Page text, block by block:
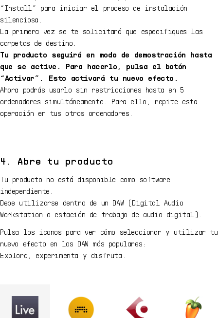
“Install” para iniciar el proceso de instalación
silenciosa.
La primera vez se te solicitará que especifiques las
carpetas de destino.
Tu producto seguirá en modo de demostración hasta
que se active. Para hacerlo, pulsa el botón
“Activar”. Esto activará tu nuevo efecto.
Ahora podrás usarlo sin restricciones hasta en 5
ordenadores simultáneamente. Para ello, repite esta
operación en tus otros ordenadores.
4. Abre tu producto
Tu producto no está disponible como software
independiente.
Debe utilizarse dentro de un DAW (Digital Audio
Workstation o estación de trabajo de audio digital).
Pulsa los iconos para ver cómo seleccionar y utilizar tu
nuevo efecto en los DAW más populares:
Explora, experimenta y disfruta.